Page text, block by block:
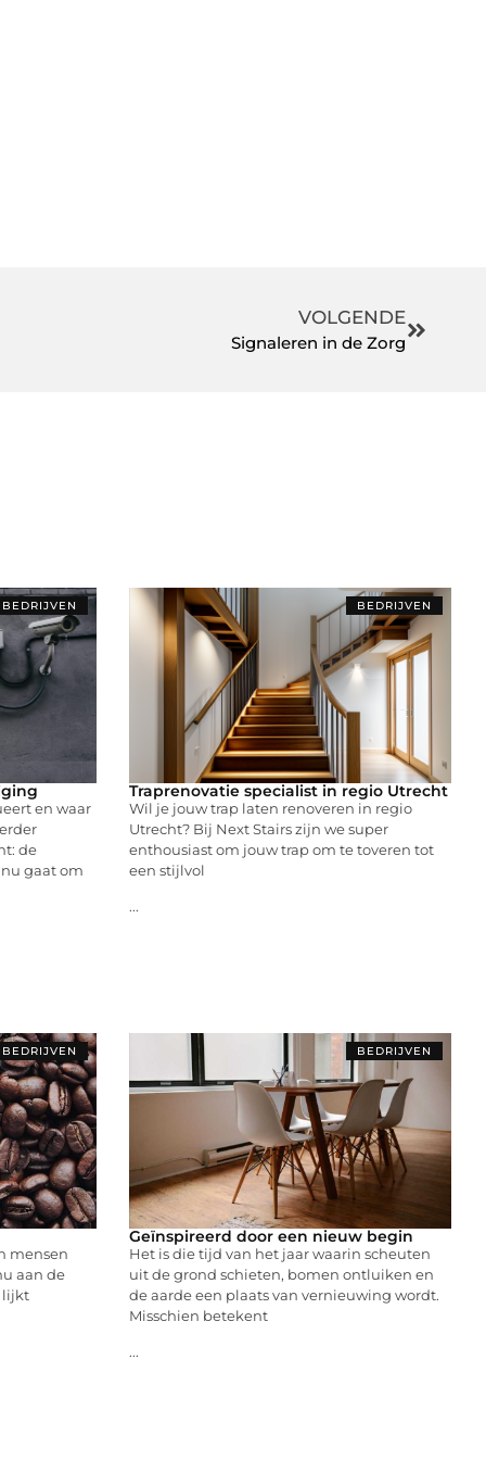
VOLGENDE
Signaleren in de Zorg
BEDRIJVEN
en waar
de
gaat om
BEDRIJVEN
Traprenovatie specialist in regio Utrecht
Wil je jouw trap laten renoveren in regio
Utrecht? Bij Next Stairs zijn we super
enthousiast om jouw trap om te toveren tot
een stijlvol
...
BEDRIJVEN
mensen
aan de
lijkt
BEDRIJVEN
Geïnspireerd door een nieuw begin
Het is die tijd van het jaar waarin scheuten
uit de grond schieten, bomen ontluiken en
de aarde een plaats van vernieuwing wordt.
Misschien betekent
...